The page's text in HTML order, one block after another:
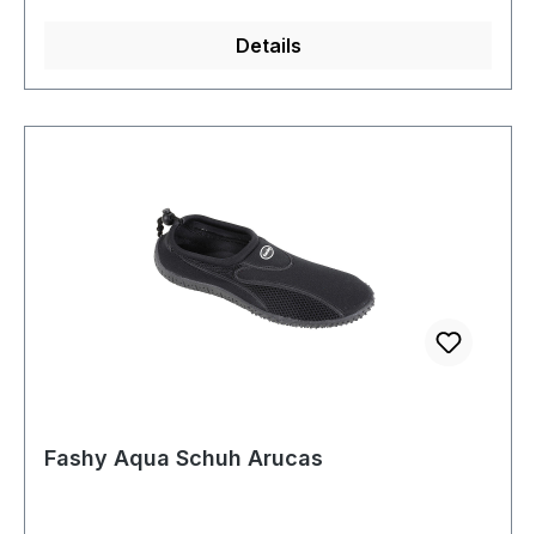
Details
Fashy Aqua Schuh Arucas